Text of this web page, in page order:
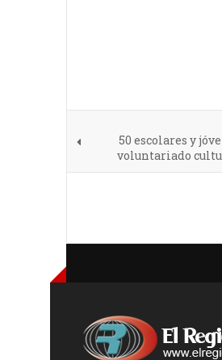
50 escolares y
voluntariado